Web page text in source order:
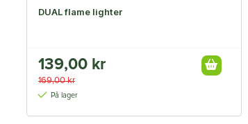
DUAL flame lighter
139,00 kr
169,00 kr
På lager